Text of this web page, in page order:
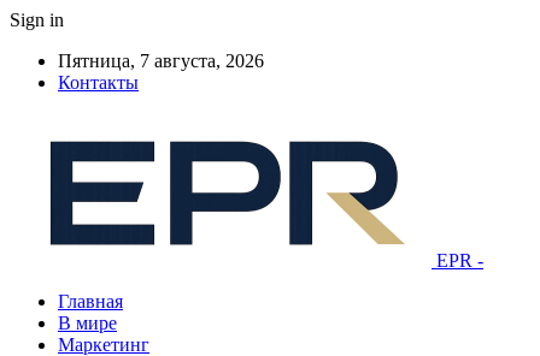
Sign in
Пятница, 7 августа, 2026
Контакты
EPR -
Главная
В мире
Маркетинг